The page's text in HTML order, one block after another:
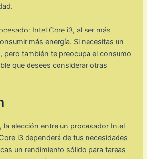
Intel Core i3, al ser más
más energía. Si necesitas un
pero también te preocupa el consumo
que desees considerar otras
la elección entre un procesador Intel
i3 dependerá de tus necesidades
un rendimiento sólido para tareas